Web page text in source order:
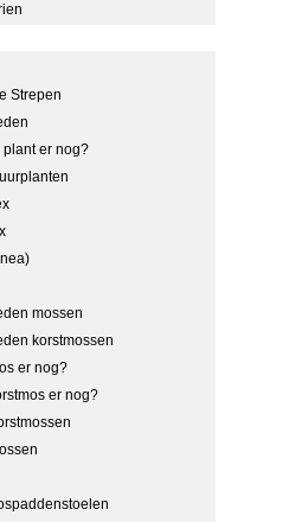
Strepen
plant er nog?
mossen
korstmossen
er nog?
er nog?